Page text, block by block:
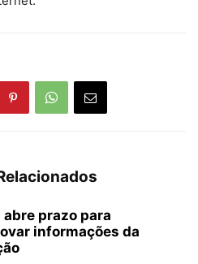
abre prazo para
informações da